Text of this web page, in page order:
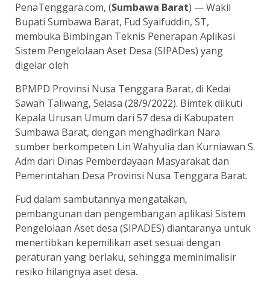
PenaTenggara.com, (Sumbawa Barat) — Wakil
Bupati Sumbawa Barat, Fud Syaifuddin, ST,
membuka Bimbingan Teknis Penerapan Aplikasi
Sistem Pengelolaan Aset Desa (SIPADes) yang
digelar oleh
BPMPD Provinsi Nusa Tenggara Barat, di Kedai
Sawah Taliwang, Selasa (28/9/2022). Bimtek diikuti
Kepala Urusan Umum dari 57 desa di Kabupaten
Sumbawa Barat, dengan menghadirkan Nara
sumber berkompeten Lin Wahyulia dan Kurniawan S.
Adm dari Dinas Pemberdayaan Masyarakat dan
Pemerintahan Desa Provinsi Nusa Tenggara Barat.
Fud dalam sambutannya mengatakan,
pembangunan dan pengembangan aplikasi Sistem
Pengelolaan Aset desa (SIPADES) diantaranya untuk
menertibkan kepemilikan aset sesuai dengan
peraturan yang berlaku, sehingga meminimalisir
resiko hilangnya aset desa.